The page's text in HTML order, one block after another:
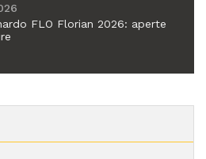
FLO Florian 2026: aperte